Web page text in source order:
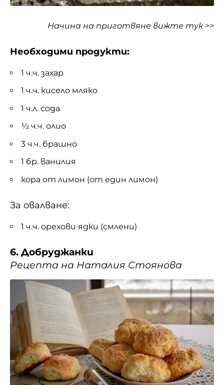
Начина на приготвяне вижте тук >>
Необходими продукти:
1 ч.ч. захар
1 ч.ч. кисело мляко
1 ч.л. сода
½ ч.ч. олио
3 ч.ч. брашно
1 бр. ванилия
кора от лимон (от един лимон)
За овалване:
1 ч.ч. орехови ядки (смлени)
6. Добруджанки
Рецепта на Наталия Стоянова